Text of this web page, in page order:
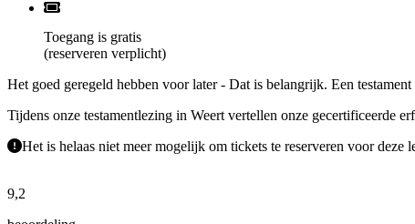
Toegang is gratis
(reserveren verplicht)
Het goed geregeld hebben voor later - Dat is belangrijk. Een
Tijdens onze testamentlezing in Weert vertellen onze gecertificeerde
Het is helaas niet meer mogelijk om tickets te reserveren voor deze
9,2